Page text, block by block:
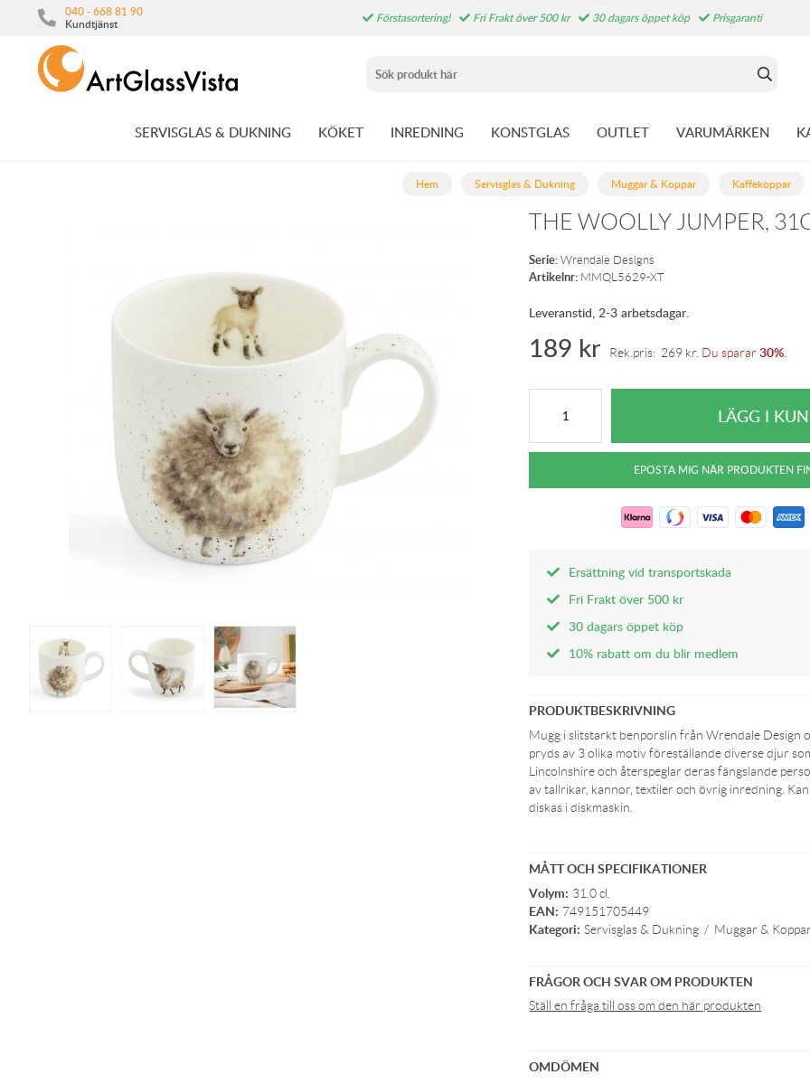
040 - 668 81 90
Kundtjänst
Förstasortering! Fri Frakt över 500 kr 30 dagars öppet köp Prisgaranti
SERVISGLAS & DUKNING KÖKET INREDNING KONSTGLAS OUTLET VARUMÄRKEN
Hem Servisglas & Dukning Muggar & Koppar Kaffekoppar
THE WOOLLY JUMPER,
Serie: Wrendale Designs
Artikelnr: MMQL5629-XT
Leveranstid, 2-3 arbetsdagar.
189 kr Rek.pris: 269 kr Du sparar30%
Ersättning vid transportskada
Fri Frakt över 500 kr
30 dagars öppet köp
10% rabatt om du blir medlem
PRODUKTBESKRIVNING
Mugg i slitstarkt benporslin från Wrendale Design
pryds av 3 olika motiv föreställande diverse djur
Lincolnshire och återspeglar deras fängslande
av tallrikar, kannor, textiler och övrig inredning.
diskas i diskmaskin.
MÅTT OCH SPECIFIKATIONER
Volym: 31.0 cl.
EAN: 749151705449
Kategori: Servisglas & Dukning / Muggar & Koppar
FRÅGOR OCH SVAR OM PRODUKTEN
Ställ en fråga till oss om den här produkten
OMDÖMEN